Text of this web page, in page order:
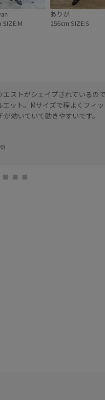
SIZE:M
ありが
156cm SIZE:S
ストがシェイプされているので
ット。Mサイズで程よくフィッ
効いていて動きやすいです。